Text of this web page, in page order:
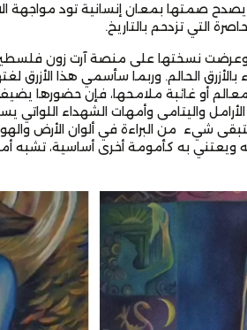
يصدح صمتها بمعان إنسانية تود مواجهة
التي تزدحم بالتاريخ.
وعرضت نسختها على منصة آرت زون
بالأزرق الحالم. وربما سأسمي هذا الأزرق
أو غائبة ملامحها، فإن حضورها
واليتامى وأمهات الشهداء اللواتي
شيء من البراءة في ألوان الأرض
ويعتني به كأمومة أخرى أساسية، تشبه